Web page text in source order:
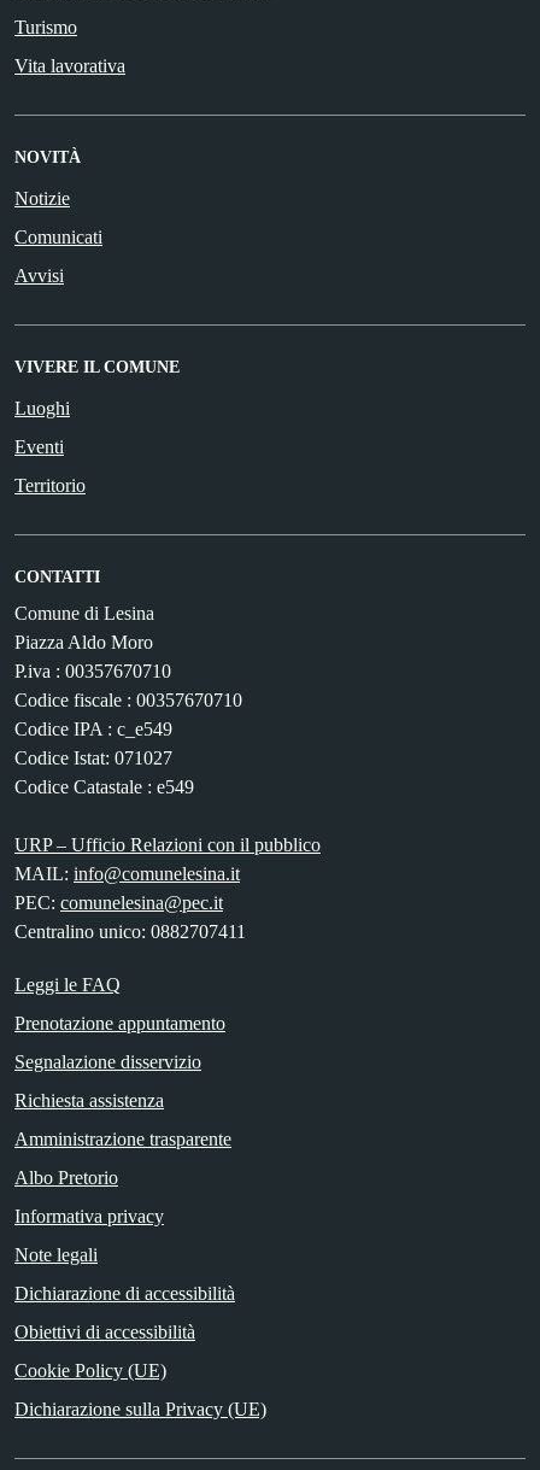
Turismo
Vita lavorativa
NOVITÀ
Notizie
Comunicati
Avvisi
VIVERE IL COMUNE
Luoghi
Eventi
Territorio
CONTATTI
Comune di Lesina
Piazza Aldo Moro
P.iva : 00357670710
Codice fiscale : 00357670710
Codice IPA : c_e549
Codice Istat: 071027
Codice Catastale : e549
URP – Ufficio Relazioni con il pubblico
MAIL: info@comunelesina.it
PEC: comunelesina@pec.it
Centralino unico: 0882707411
Leggi le FAQ
Prenotazione appuntamento
Segnalazione disservizio
Richiesta assistenza
Amministrazione trasparente
Albo Pretorio
Informativa privacy
Note legali
Dichiarazione di accessibilità
Obiettivi di accessibilità
Cookie Policy (UE)
Dichiarazione sulla Privacy (UE)